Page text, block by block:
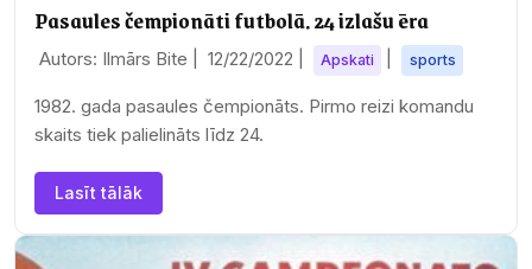
Pasaules čempionāti futbolā. 24 izlašu ēra
Autors: Ilmārs Bite | 12/22/2022 Apskati sports
1982. gada pasaules čempionāts. Pirmo reizi komandu
skaits tiek palielināts līdz 24.
Lasīt tālāk